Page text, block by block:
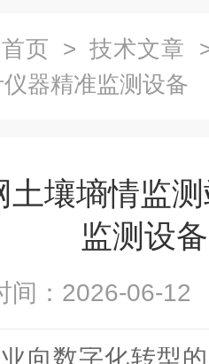
首页 > 技术文章
器精准监测设备
土壤墒情监
监测设备
间：2026-06-
向数字化转型